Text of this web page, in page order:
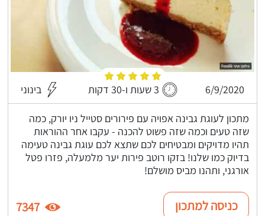
6/9/2020 3 שעות ו-30 דקות בינוני
מתכון לעוגת גבינה אפויה עם פירורים סטייל ניו יורק, כמה
שזה טעים וכמה שזה פשוט להכנה - עקבו אחר ההוראות
תהיו מדויקים ומבטיחים לכם שתצא לכם עוגת גבינה טעימה
בדיוק כמו שלנו! בזקו רוטב פירות יער מלמעלה, פזרו פטל
אורגני, ותהנו מביס מושלם!
כניסה למתכון 7347